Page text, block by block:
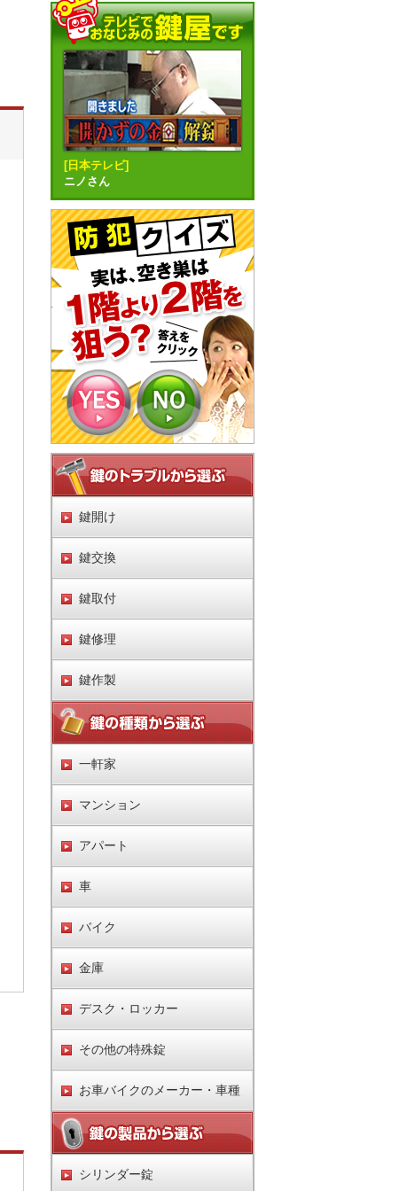
[日本テレビ]
ニノさん
鍵開け
鍵交換
鍵取付
鍵修理
鍵作製
一軒家
マンション
アパート
車
バイク
金庫
デスク・ロッカー
その他の特殊錠
お車バイクのメーカー・車種
シリンダー錠